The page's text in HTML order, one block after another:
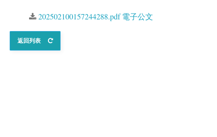
202502100157244288.pdf 電子公文
返回列表